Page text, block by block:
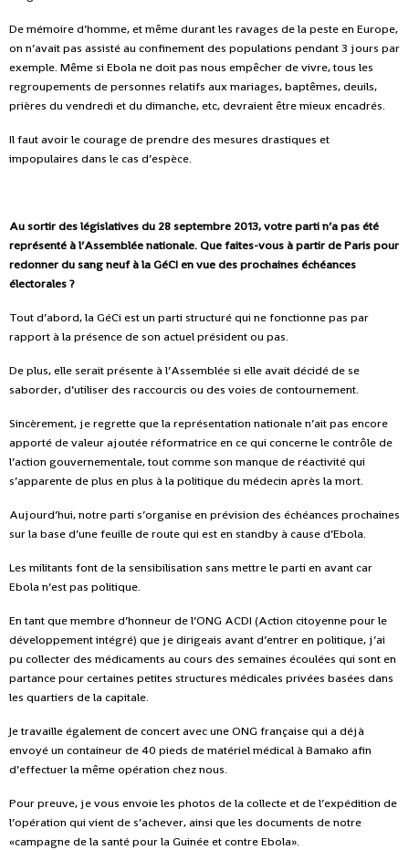
De mémoire d’homme, et même durant les ravages de la peste en Europe,
on n’avait pas assisté au confinement des populations pendant 3 jours par
exemple. Même si Ebola ne doit pas nous empêcher de vivre, tous les
regroupements de personnes relatifs aux mariages, baptêmes, deuils,
prières du vendredi et du dimanche, etc, devraient être mieux encadrés.
Il faut avoir le courage de prendre des mesures drastiques et
impopulaires dans le cas d’espèce.
Au sortir des législatives du 28 septembre 2013, votre parti n’a pas été
représenté à l’Assemblée nationale. Que faites-vous à partir de Paris pour
redonner du sang neuf à la GéCI en vue des prochaineséchéances
électorales ?
Tout d’abord, la GéCi est un parti structuré qui ne fonctionne pas par
rapport à la présence de son actuel président ou pas.
De plus, elle serait présente à l’Assemblée si elle avait décidé de se
saborder, d’utiliser des raccourcis ou des voies de contournement.
Sincèrement, je regrette que la représentation nationale n’ait pas encore
apporté de valeur ajoutée réformatrice en ce qui concerne le contrôle de
l’action gouvernementale, tout comme son manque de réactivité qui
s’apparente de plus en plus à la politique du médecin après la mort.
Aujourd’hui, notre parti s’organise en prévision des échéances prochaines
sur la base d’une feuille de route qui est en standby à cause d’Ebola.
Les militants font de la sensibilisation sans mettre le parti en avant car
Ebola n’est pas politique.
En tant que membre d’honneur de l’ONG ACDI (Action citoyenne pour le
développement intégré) que je dirigeais avant d’entrer en politique, j’ai
pu collecter des médicaments au cours des semaines écoulées qui sont en
partance pour certaines petites structures médicales privées basées dans
les quartiers de la capitale.
Je travaille également de concert avec une ONG française qui a déjà
envoyé un containeur de 40 pieds de matériel médical à Bamako afin
d’effectuer la même opération chez nous.
Pour preuve, je vous envoie les photos de la collecte et de l’expédition de
l’opération qui vient de s’achever, ainsi que les documents de notre
«campagne de la santé pour la Guinée et contre Ebola».